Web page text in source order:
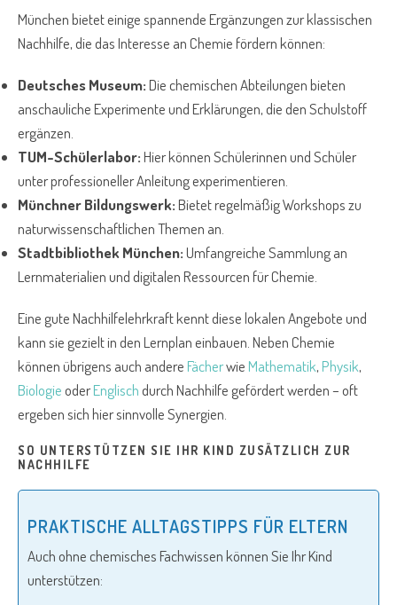
München bietet einige spannende Ergänzungen zur klassischen
Nachhilfe, die das Interesse an Chemie fördern können:
Deutsches Museum:Die chemischen Abteilungen bieten
anschauliche Experimente und Erklärungen, die den Schulstoff
ergänzen.
TUM-Schülerlabor:Hier können Schülerinnen und Schüler
unter professioneller Anleitung experimentieren.
Münchner Bildungswerk:Bietet regelmäßig Workshops zu
naturwissenschaftlichen Themen an.
Stadtbibliothek München:Umfangreiche Sammlung an
Lernmaterialien und digitalen Ressourcen für Chemie.
Eine gute Nachhilfelehrkraft kennt diese lokalen Angebote und
kann sie gezielt in den Lernplan einbauen. Neben Chemie
können übrigens auch andereFächerwieMathematik,Physik,
BiologieoderEnglischdurch Nachhilfe gefördert werden – oft
ergeben sich hier sinnvolle Synergien.
SO UNTERSTÜTZEN SIE IHR KIND ZUSÄTZLICH ZUR
NACHHILFE
PRAKTISCHE ALLTAGSTIPPS FÜR ELTERN
Auch ohne chemisches Fachwissen können Sie Ihr Kind
unterstützen: